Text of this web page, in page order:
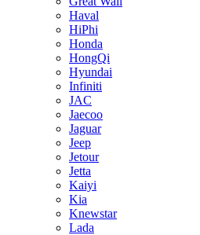
Haval
HiPhi
Honda
HongQi
Hyundai
Infiniti
JAC
Jaecoo
Jaguar
Jeep
Jetour
Jetta
Kaiyi
Kia
Knewstar
Lada